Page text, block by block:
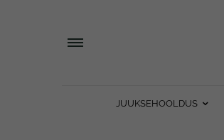
JUUKSEHOOLDUS